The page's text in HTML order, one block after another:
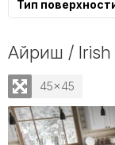
Тип
Айриш / Irish
45x45